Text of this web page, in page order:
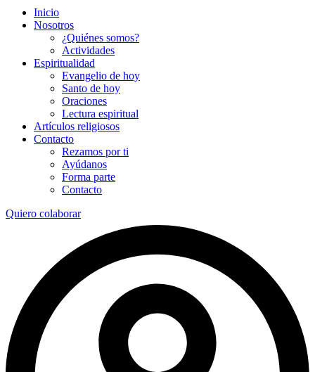
Inicio
Nosotros
¿Quiénes somos?
Actividades
Espiritualidad
Evangelio de hoy
Santo de hoy
Oraciones
Lectura espiritual
Artículos religiosos
Contacto
Rezamos por ti
Ayúdanos
Forma parte
Contacto
Quiero colaborar